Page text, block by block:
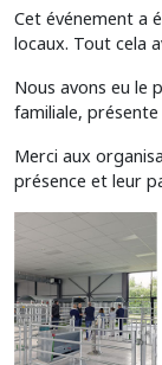
Cet événement a
locaux. Tout cela
Nous avons eu le
familiale,
Merci aux
présence et leur